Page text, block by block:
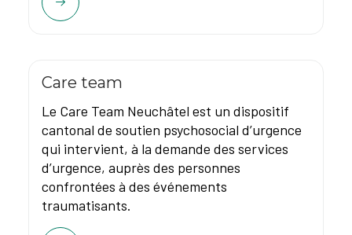
Care team
Le Care Team Neuchâtel est un dispositif
cantonal de soutien psychosocial d’urgence
qui intervient, à la demande des services
d’urgence, auprès des personnes
confrontées à des événements
traumatisants.